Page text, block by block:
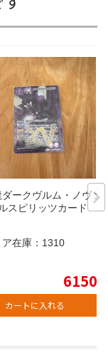
ークヴルム・ノヴァ
スピリッツカード
在庫： 1310
6150
カートに入れる